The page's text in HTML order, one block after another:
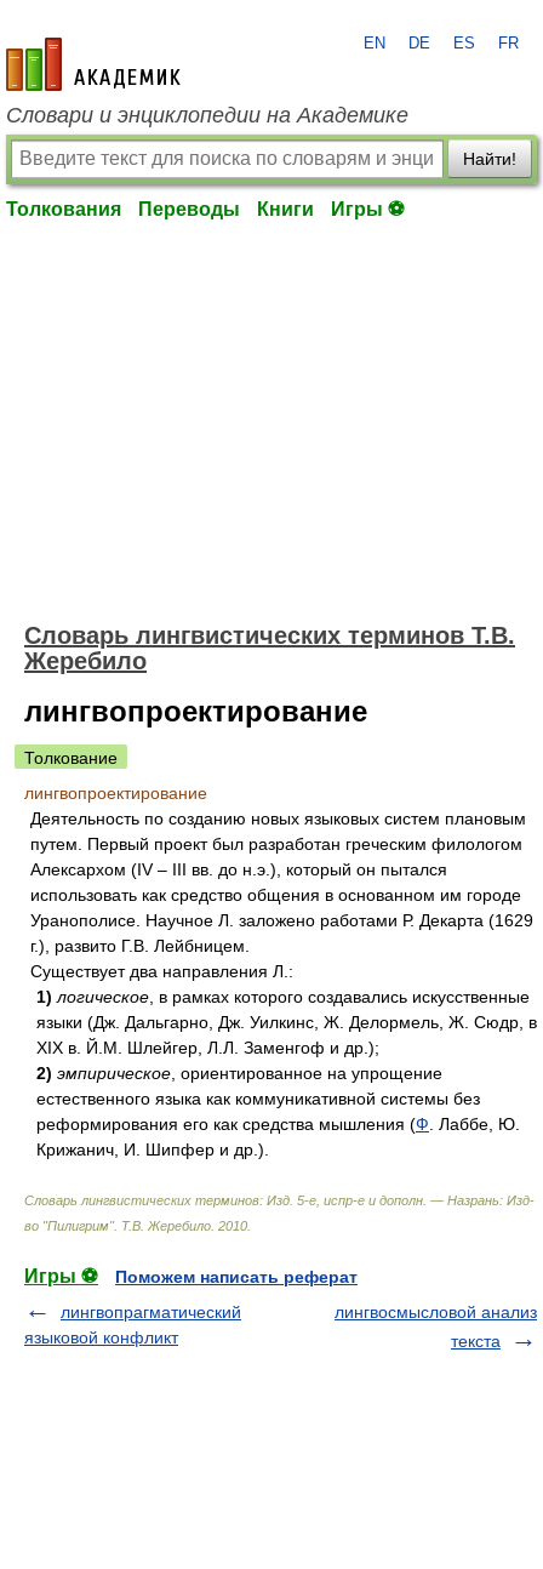
academic.ru
EN DE ES FR
Словари и энциклопедии на Академике
Найти!
Толкования Переводы Книги Игры ⚽
Словарь лингвистических терминов Т.В.
Жеребило
лингвопроектирование
Толкование
лингвопроектирование
Деятельность по созданию новых языковых систем плановым
путем. Первый проект был разработан греческим филологом
Алексархом (IV – III вв. до н.э.), который он пытался
использовать как средство общения в основанном им городе
Уранополисе. Научное Л. заложено работами Р. Декарта (1629
г.), развито Г.В. Лейбницем.
Существует два направления Л.:
1) логическое , в рамках которого создавались искусственные
языки (Дж. Дальгарно, Дж. Уилкинс, Ж. Делормель, Ж. Сюдр, в
XIX в. Й.М. Шлейгер, Л.Л. Заменгоф и др.);
2) эмпирическое , ориентированное на упрощение
естественного языка как коммуникативной системы без
реформирования его как средства мышления (Ф . Лаббе, Ю.
Крижанич, И. Шипфер и др.).
Словарь лингвистических терминов: Изд. 5-е, испр-е и дополн. — Назрань: Изд-
во "Пилигрим". Т.В. Жеребило 2010
Игры ⚽
Поможем написать реферат
лингвопрагматический
языковой конфликт
лингвосмысловой анализ
текста